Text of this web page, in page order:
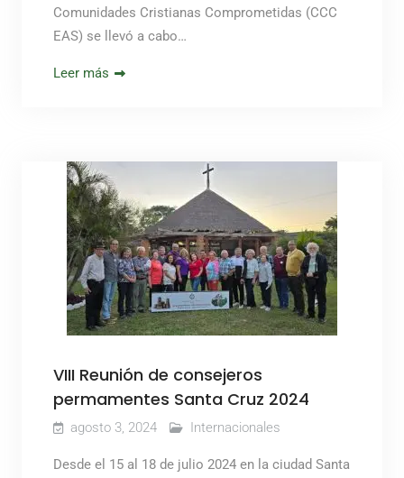
Comunidades Cristianas Comprometidas (CCC
EAS) se llevó a cabo…
Leer más
VIII Reunión de consejeros
permamentes Santa Cruz 2024
agosto 3, 2024 Internacionales
Desde el 15 al 18 de julio 2024 en la ciudad Santa